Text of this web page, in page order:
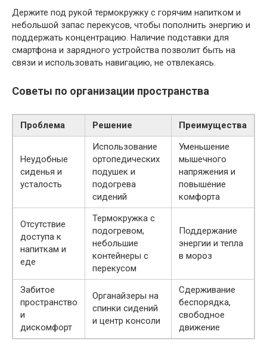
Держите под рукой термокружку с горячим напитком и
небольшой запас перекусов, чтобы пополнить энергию и
поддержать концентрацию. Наличие подставки для
смартфона и зарядного устройства позволит быть на
связи и использовать навигацию, не отвлекаясь.
Советы по организации пространства
Проблема Решение Преимущества
Неудобные
сиденья и
усталость
Использование
ортопедических
подушек и
подогрева
сидений
Уменьшение
мышечного
напряжения и
повышение
комфорта
Отсутствие
доступа к
напиткам и
еде
Термокружка с
подогревом,
небольшие
контейнеры с
перекусом
Поддержание
энергии и тепла
в мороз
Забитое
пространство
и
дискомфорт
Органайзеры на
спинки сидений
и центр консоли
Сдерживание
беспорядка,
свободное
движение